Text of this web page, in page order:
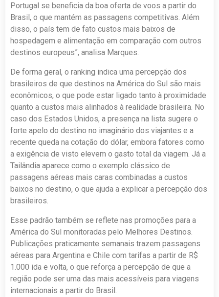
Portugal se beneficia da boa oferta de voos a partir do
Brasil, o que mantém as passagens competitivas. Além
disso, o país tem de fato custos mais baixos de
hospedagem e alimentação em comparação com outros
destinos europeus”, analisa Marques.
De forma geral, o ranking indica uma percepção dos
brasileiros de que destinos na América do Sul são mais
econômicos, o que pode estar ligado tanto à proximidade
quanto a custos mais alinhados à realidade brasileira. No
caso dos Estados Unidos, a presença na lista sugere o
forte apelo do destino no imaginário dos viajantes e a
recente queda na cotação do dólar, embora fatores como
a exigência de visto elevem o gasto total da viagem. Já a
Tailândia aparece como o exemplo clássico de
passagens aéreas mais caras combinadas a custos
baixos no destino, o que ajuda a explicar a percepção dos
brasileiros.
Esse padrão também se reflete nas promoções para a
América do Sul monitoradas pelo Melhores Destinos.
Publicações praticamente semanais trazem passagens
aéreas para Argentina e Chile com tarifas a partir de R$
1.000 ida e volta, o que reforça a percepção de que a
região pode ser uma das mais acessíveis para viagens
internacionais a partir do Brasil.